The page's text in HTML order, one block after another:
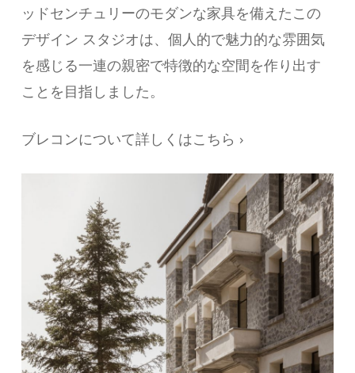
ッドセンチュリーのモダンな家具を備えたこの
デザイン スタジオは、個人的で魅力的な雰囲気
を感じる一連の親密で特徴的な空間を作り出す
ことを目指しました。
ブレコンについて詳しくはこちら ›